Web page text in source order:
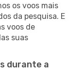
os voos mais
da pesquisa. E
voos de
suas
durante a